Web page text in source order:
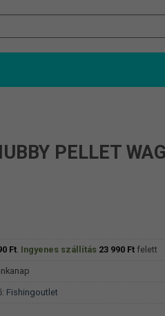
PELLET
Ft. Ingyenes szállítás 23 990 Ftfelett
Fishingoutlet